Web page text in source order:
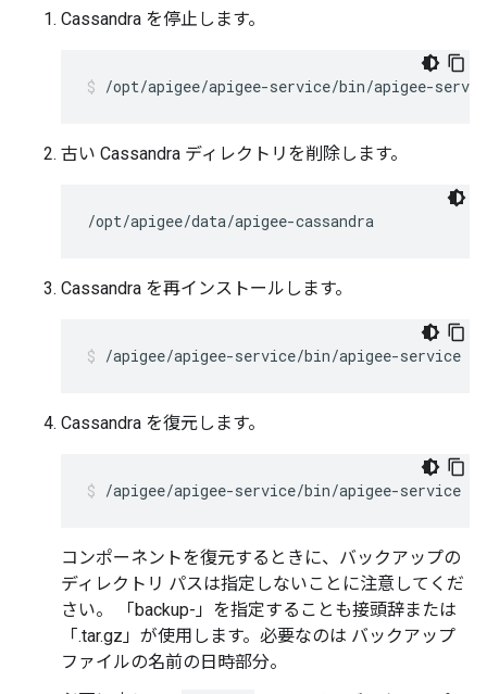
Cassandra を停止します。
/opt/apigee/apigee-service/bin/apigee-
古い Cassandra ディレクトリを削除します。
/opt/apigee/data/apigee-cassandra
Cassandra を再インストールします。
/apigee/apigee-service/bin/apigee-service
Cassandra を復元します。
/apigee/apigee-service/bin/apigee-service
コンポーネントを復元するときに、バックアップの
ディレクトリ パスは指定しないことに注意してくだ
さい。 「backup-」を指定することも接頭辞または
「.tar.gz」が使用します。必要なのは バックアップ
ファイルの名前の日時部分。